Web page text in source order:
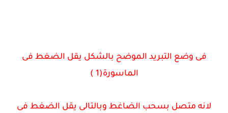
فى وضع التبريد الموضح بالشكل يقل الضغط فى
الماسورة(1 )
لانه متصل بسحب الضاغط وبالتالى يقل الضغط فى